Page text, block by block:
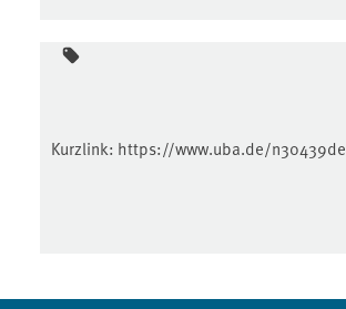
Kurzlink: https://www.uba.de/n30439de